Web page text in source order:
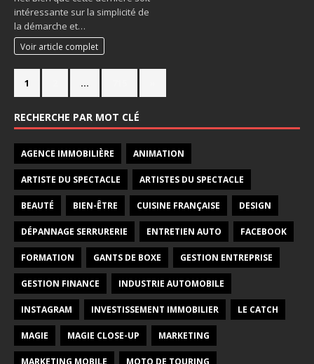
intéressante sur la simplicité de
la démarche et…
Voir article complet
1 …
RECHERCHE PAR MOT CLÉ
AGENCE IMMOBILIÈRE ANIMATION
ARTISTE DU SPECTACLE ARTISTES DU SPECTACLE
BEAUTÉ BIEN-ÊTRE CUISINE FRANÇAISE DESIGN
DÉPANNAGE SERRURERIE ENTRETIEN AUTO FACEBOOK
FORMATION GANTS DE BOXE GESTION ENTREPRISE
GESTION FINANCE INDUSTRIE AUTOMOBILE
INSTAGRAM INVESTISSEMENT IMMOBILIER LE CATCH
MAGIE MAGIE CLOSE-UP MARKETING
MARKETING MOBILE MOTO DE TOURING